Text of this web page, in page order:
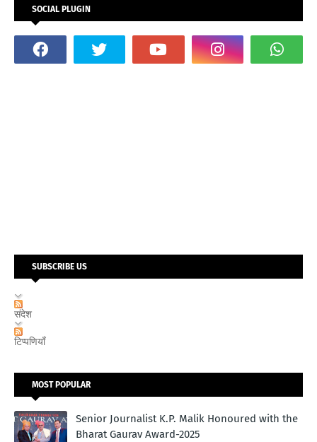
SOCIAL PLUGIN
SUBSCRIBE US
संदेश
टिप्पणियाँ
MOST POPULAR
Senior Journalist K.P. Malik Honoured with the
Bharat Gaurav Award-2025